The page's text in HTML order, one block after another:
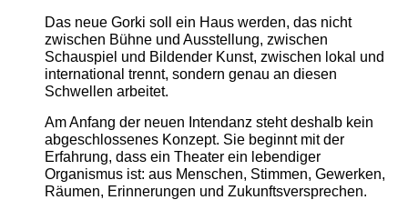
Das neue Gorki soll ein Haus werden, das nicht
zwischen Bühne und Ausstellung, zwischen
Schauspiel und Bildender Kunst, zwischen lokal und
international trennt, sondern genau an diesen
Schwellen arbeitet.
Am Anfang der neuen Intendanz steht deshalb kein
abgeschlossenes Konzept. Sie beginnt mit der
Erfahrung, dass ein Theater ein lebendiger
Organismus ist: aus Menschen, Stimmen, Gewerken,
Räumen, Erinnerungen und Zukunftsversprechen.